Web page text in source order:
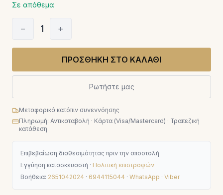
Σε απόθεμα
− 1 +
ΠΡΟΣΘΗΚΗ ΣΤΟ ΚΑΛΑΘΙ
Ρωτήστε μας
Μεταφορικά κατόπιν συνεννόησης
Πληρωμή: Αντικαταβολή · Κάρτα (Visa/Mastercard) · Τραπεζική
κατάθεση
Επιβεβαίωση διαθεσιμότητας πριν την αποστολή
Εγγύηση κατασκευαστή · Πολιτική επιστροφών
Βοήθεια: 2651042024 · 6944115044 · WhatsApp · Viber